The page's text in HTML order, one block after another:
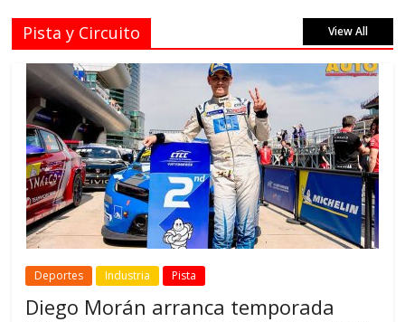
Pista y Circuito View All
Deportes Industria Pista
Diego Morán arranca temporada